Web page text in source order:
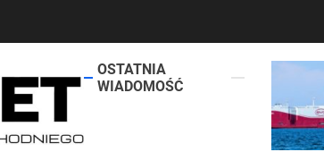
lokalsi.net
OSTATNIA
WIADOMOŚĆ